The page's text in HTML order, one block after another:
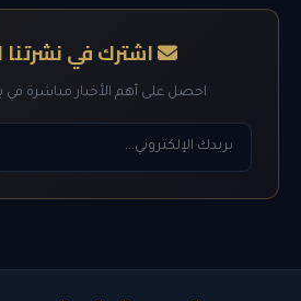
اشترك في نشرتنا
احصل على أهم الأخبار مباشرة في